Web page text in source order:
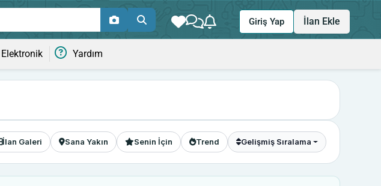
Giriş Yap İlan Ekle
Elektronik Yardım
İlan Galeri Sana Yakın Senin İçin Trend Gelişmiş Sıralama